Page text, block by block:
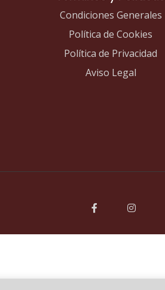
Condiciones Generales
Política de Cookies
Política de Privacidad
Aviso Legal